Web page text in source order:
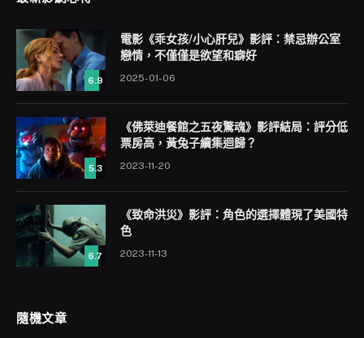
6.9
電影《乖女孩/小心肝兒》影評：禁忌辦公室
戀情，不僅僅是欲望和癖好
2025-01-06
5.3
《佛萊迪餐館之五夜驚魂》影評結局：評分低
票房高，黃兔子續集迴歸？
2023-11-20
6.7
《致命洪災》影評：角色的選擇體現了美國特
色
2023-11-13
隨機文章